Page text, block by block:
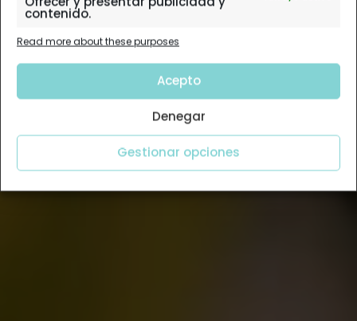
contenido.
Read more about these purposes
Acepto
Denegar
Gestionar opciones